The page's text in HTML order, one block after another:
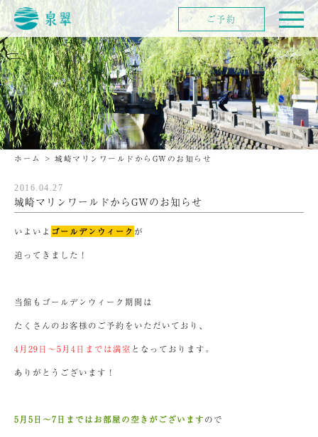
ホーム > 城崎マリンワールドからGWのお知らせ
2016.04.27
城崎マリンワールドからGWのお知らせ
いよいよ ゴールデンウィーク が
迫ってきました！
当館もゴールデンウィーク期間は
たくさんのお客様のご予約をいただいており、
4月29日～5月4日までは満室 となっております。
ありがとうございます！
5月5日～7日まではお部屋の空きがございますので
ご予約